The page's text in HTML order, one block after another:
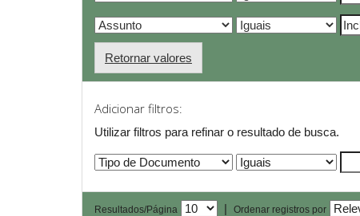
Retornar valores
Adicionar filtros:
Utilizar filtros para refinar o resultado de busca.
Resultados/Página | Ordenar registros por